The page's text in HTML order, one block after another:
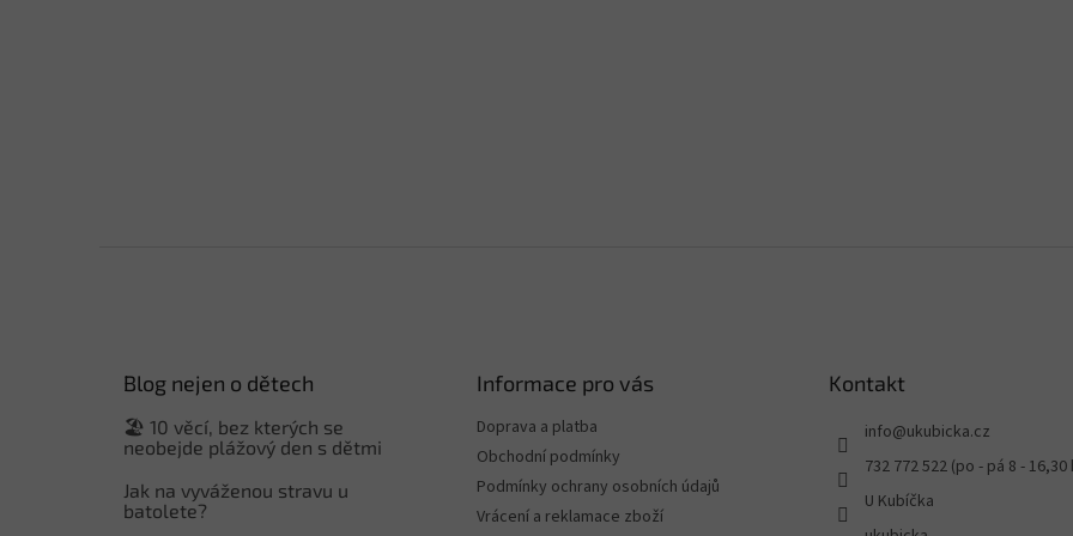
Blog nejen o dětech
🏖️ 10 věcí, bez kterých se
neobejde plážový den s dětmi
Jak na vyváženou stravu u
batolete?
Informace pro vás
Doprava a platba
Obchodní podmínky
Podmínky ochrany osobních údajů
Vrácení a reklamace zboží
Kontakt
info@ukubicka.cz
732 772 522 (po - pá 8 - 16,30
U Kubíčka